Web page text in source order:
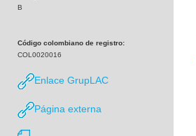
B
Código colombiano de registro:
COL0020016
Enlace GrupLAC
Página externa